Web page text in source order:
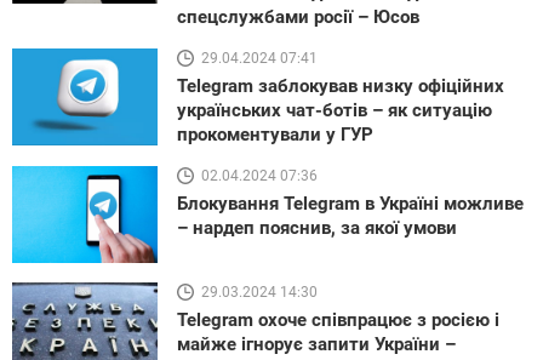
спецслужбами росії – Юсов
29.04.2024 07:41
Telegram заблокував низку офіційних
українських чат-ботів – як ситуацію
прокоментували у ГУР
02.04.2024 07:36
Блокування Telegram в Україні можливе
– нардеп пояснив, за якої умови
29.03.2024 14:30
Telegram охоче співпрацює з росією і
майже ігнорує запити України –